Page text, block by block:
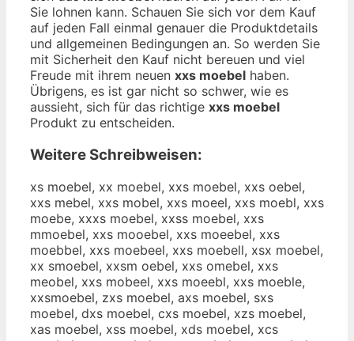
Sie lohnen kann. Schauen Sie sich vor dem Kauf
auf jeden Fall einmal genauer die Produktdetails
und allgemeinen Bedingungen an. So werden Sie
mit Sicherheit den Kauf nicht bereuen und viel
Freude mit ihrem neuen xxs moebel haben.
Übrigens, es ist gar nicht so schwer, wie es
aussieht, sich für das richtige xxs moebel
Produkt zu entscheiden.
Weitere Schreibweisen:
xs moebel, xx moebel, xxs moebel, xxs oebel,
xxs mebel, xxs mobel, xxs moeel, xxs moebl, xxs
moebe, xxxs moebel, xxss moebel, xxs
mmoebel, xxs mooebel, xxs moeebel, xxs
moebbel, xxs moebeel, xxs moebell, xsx moebel,
xx smoebel, xxsm oebel, xxs omebel, xxs
meobel, xxs mobeel, xxs moeebl, xxs moeble,
xxsmoebel, zxs moebel, axs moebel, sxs
moebel, dxs moebel, cxs moebel, xzs moebel,
xas moebel, xss moebel, xds moebel, xcs